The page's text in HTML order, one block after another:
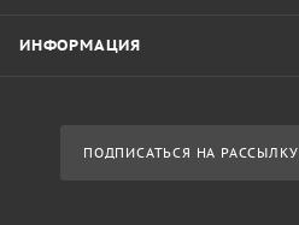
ИНФОРМАЦИЯ
ПОДПИСАТЬСЯ НА РАССЫЛКУ